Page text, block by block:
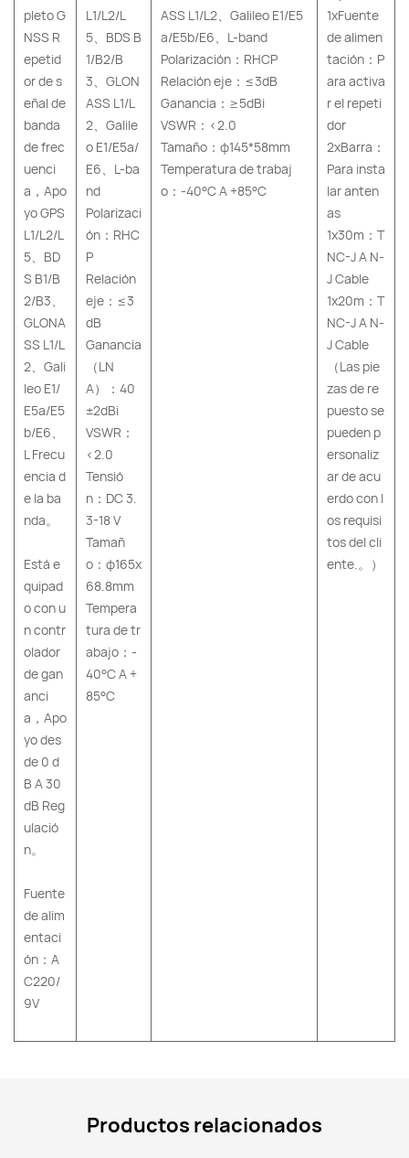
pleto G
NSS R
epetid
or de s
eñal de
banda
de frec
uenci
a，Apo
yo GPS
L1/L2/L
5、BD
S B1/B
2/B3、
GLONA
SS L1/L
2、Gali
leo E1/
E5a/E5
b/E6、
L Frecu
encia d
e la ba
nda。
Está e
quipad
o con u
n contr
olador
de gan
anci
a，Apo
yo des
de 0 d
B A 30
dB Reg
ulació
n。
Fuente
de alim
entaci
ón：A
C220/
9V
L1/L2/L
5、BDS B
1/B2/B
3、GLON
ASS L1/L
2、Galile
o E1/E5a/
E6、L-ba
nd
Polarizaci
ón：RHC
P
Relación
eje：≤3
dB
Ganancia
（LN
A）：40
±2dBi
VSWR：
<2.0
Tensió
n：DC 3.
3-18 V
Tamañ
o：φ165x
68.8mm
Tempera
tura de tr
abajo：-
40°C A +
85°C
ASS L1/L2、Galileo E1/E5
a/E5b/E6、L-band
Polarización：RHCP
Relación eje：≤3dB
Ganancia：≥5dBi
VSWR：<2.0
Tamaño：φ145*58mm
Temperatura de trabaj
o：-40°C A +85°C
1xFuente
de alimen
tación：P
ara activa
r el repeti
dor
2xBarra：
Para insta
lar anten
as
1x30m：T
NC-J A N-
J Cable
1x20m：T
NC-J A N-
J Cable
（Las pie
zas de re
puesto se
pueden p
ersonaliz
ar de acu
erdo con l
os requisi
tos del cli
ente.。）
Productos relacionados